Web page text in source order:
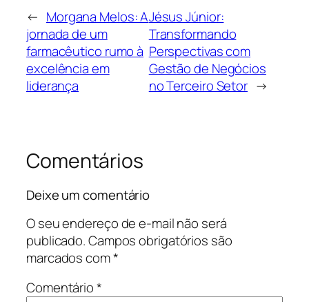
← Morgana Melos: A
jornada de um
farmacêutico rumo à
excelência em
liderança
Jésus Júnior:
Transformando
Perspectivas com
Gestão de Negócios
no Terceiro Setor →
Comentários
Deixe um comentário
O seu endereço de e-mail não será
publicado.Campos obrigatórios são
marcados com*
Comentário*